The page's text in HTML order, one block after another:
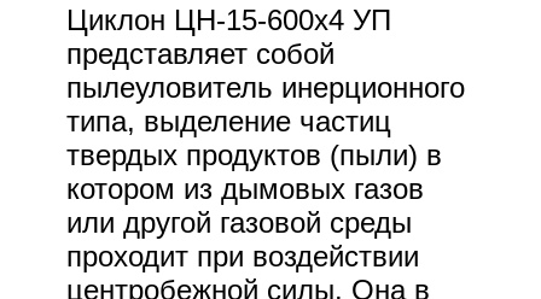
Циклон ЦН-15-600х4 УП
представляет собой
пылеуловитель инерционного
типа, выделение частиц
твердых продуктов (пыли) в
котором из дымовых газов
или другой газовой среды
проходит при воздействии
центробежной силы. Она в